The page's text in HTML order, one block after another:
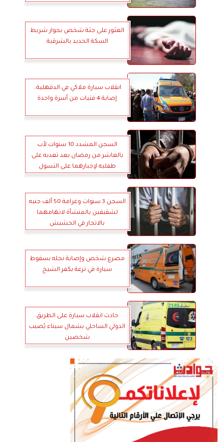
العثور على جثة شخص بجوار شريط
السكة الحديد بالشرقية
انقلاب سيارة ملاكي في الدقهلية..
إصابة 4 فتيات من أسرة واحدة
السجن المشدد 10 سنوات لأب
بالعاشر من رمضان بعد تعديه على
طفليه لإجبارهما على التسول
السجن 3 سنوات وغرامة 50 ألف جنيه
لشقيقين بالمنشأة لاتهامهما
بالاتجار في الحشيش
مصرع شخص وإصابة نجله بسقوط
سيارة في ترعة بكفر الشيخ
حادث انقلاب سيارة على الطريق
الدولي الساحلي بشمال سيناء يُصيب
شخصين